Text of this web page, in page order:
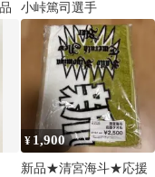
小峠篤司選手
¥ 1,900
新品★清宮海斗★応援